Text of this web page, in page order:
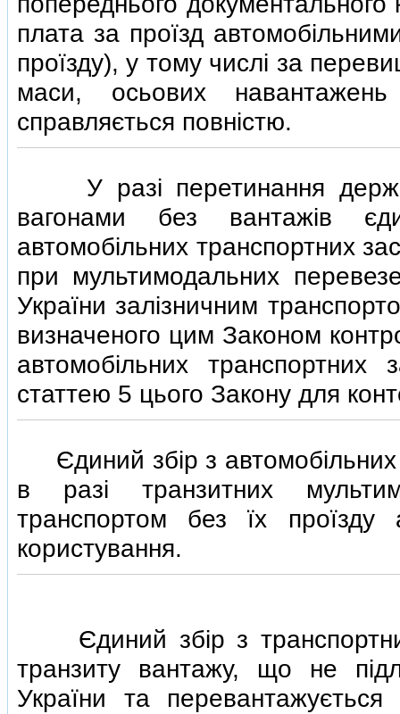
плата за проїзд
проїзду), у тому числi за
маси, осьових
справляється повнiстю.
У разi перетинання
вагонами без вантажiв
автомобiльних транспортних
при мультимодальних
України залiзничним
визначеного цим Законом
автомобiльних транспортних
статтею 5 цього Закону для
Єдиний збiр з автомобiльних
в разi транзитних
транспортом без їх проїзду
користування.
Єдиний збiр з
транзиту вантажу, що не
України та